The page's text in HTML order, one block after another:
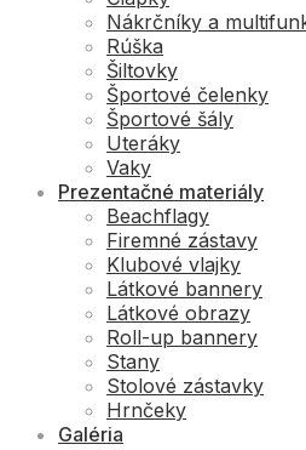
Nákrčníky a
Rúška
Šiltovky
Športové čelenky
Športové šály
Uteráky
Vaky
Prezentačné materiály
Beachflagy
Firemné zástavy
Klubové vlajky
Látkové bannery
Látkové obrazy
Roll-up bannery
Stany
Stolové zástavky
Hrnčeky
Galéria